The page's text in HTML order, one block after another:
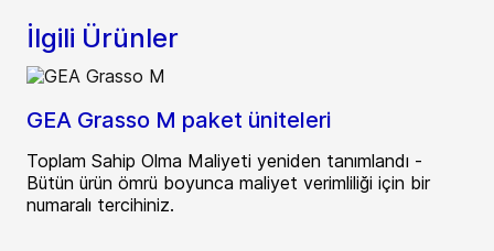
İlgili Ürünler
GEA Grasso M paket üniteleri
Toplam Sahip Olma Maliyeti yeniden tanımlandı -
Bütün ürün ömrü boyunca maliyet verimliliği için bir
numaralı tercihiniz.